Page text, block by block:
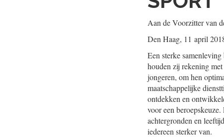
Aan de Voorzitter van
Den Haag, 11 april
Een sterke
houden zij rekening
jongeren, om hen
maatschappelijke
ontdekken en
voor een
achtergronden en
iedereen sterker van.